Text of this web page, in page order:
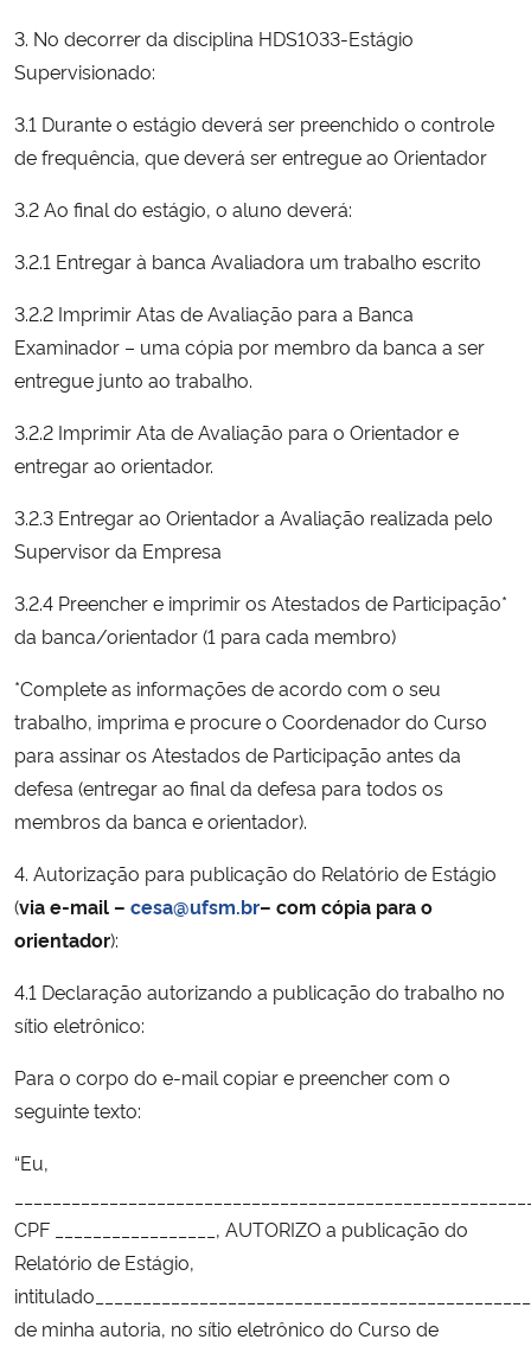
Banco Central do Brasil
3. No decorrer da disciplina HDS1033-Estágio
Supervisionado:
3.1 Durante o estágio deverá ser preenchido o controle
de frequência, que deverá ser entregue ao Orientador
3.2 Ao final do estágio, o aluno deverá:
3.2.1 Entregar à banca Avaliadora um trabalho escrito
3.2.2 Imprimir Atas de Avaliação para a Banca
Examinador – uma cópia por membro da banca a ser
entregue junto ao trabalho.
3.2.2 Imprimir Ata de Avaliação para o Orientador e
entregar ao orientador.
3.2.3 Entregar ao Orientador a Avaliação realizada pelo
Supervisor da Empresa
3.2.4 Preencher e imprimir os Atestados de Participação*
da banca/orientador (1 para cada membro)
*Complete as informações de acordo com o seu
trabalho, imprima e procure o Coordenador do Curso
para assinar os Atestados de Participação antes da
defesa (entregar ao final da defesa para todos os
membros da banca e orientador).
4. Autorização para publicação do Relatório de Estágio
(via e-mail – cesa@ufsm.br– com cópia para o
orientador):
4.1 Declaração autorizando a publicação do trabalho no
sítio eletrônico:
Para o corpo do e-mail copiar e preencher com o
seguinte texto:
“Eu,
CPF _________________, AUTORIZO a publicação do
Relatório de Estágio,
de minha autoria, no sítio eletrônico do Curso de